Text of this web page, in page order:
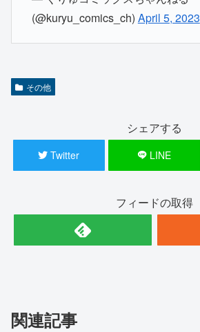
(@kuryu_comics_ch) April 5, 2023
その他
シェアする
Twitter LINE
フィードの取得
関連記事